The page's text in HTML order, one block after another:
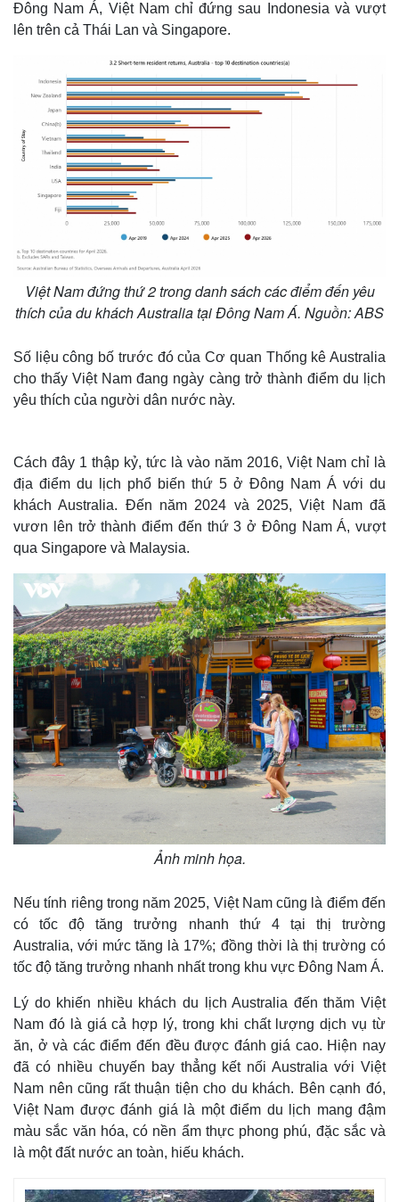
Thế giới
Quan sát
Cuộc sống đó đây
Hồ sơ
Multimedia
Video
Ảnh
E-Magazine
Infographic
Đông Nam Á, Việt Nam chỉ đứng sau Indonesia và vượt
lên trên cả Thái Lan và Singapore.
Việt Nam đứng thứ 2 trong danh sách các điểm đến yêu
thích của du khách Australia tại Đông Nam Á. Nguồn: ABS
Số liệu công bố trước đó của Cơ quan Thống kê Australia
cho thấy Việt Nam đang ngày càng trở thành điểm du lịch
yêu thích của người dân nước này.
Cách đây 1 thập kỷ, tức là vào năm 2016, Việt Nam chỉ là
địa điểm du lịch phổ biến thứ 5 ở Đông Nam Á với du
khách Australia. Đến năm 2024 và 2025, Việt Nam đã
vươn lên trở thành điểm đến thứ 3 ở Đông Nam Á, vượt
qua Singapore và Malaysia.
Ảnh minh họa.
Nếu tính riêng trong năm 2025, Việt Nam cũng là điểm đến
có tốc độ tăng trưởng nhanh thứ 4 tại thị trường
Australia, với mức tăng là 17%; đồng thời là thị trường có
tốc độ tăng trưởng nhanh nhất trong khu vực Đông Nam Á.
Lý do khiến nhiều khách du lịch Australia đến thăm Việt
Nam đó là giá cả hợp lý, trong khi chất lượng dịch vụ từ
ăn, ở và các điểm đến đều được đánh giá cao. Hiện nay
đã có nhiều chuyến bay thẳng kết nối Australia với Việt
Nam nên cũng rất thuận tiện cho du khách. Bên cạnh đó,
Việt Nam được đánh giá là một điểm du lịch mang đậm
màu sắc văn hóa, có nền ẩm thực phong phú, đặc sắc và
là một đất nước an toàn, hiếu khách.